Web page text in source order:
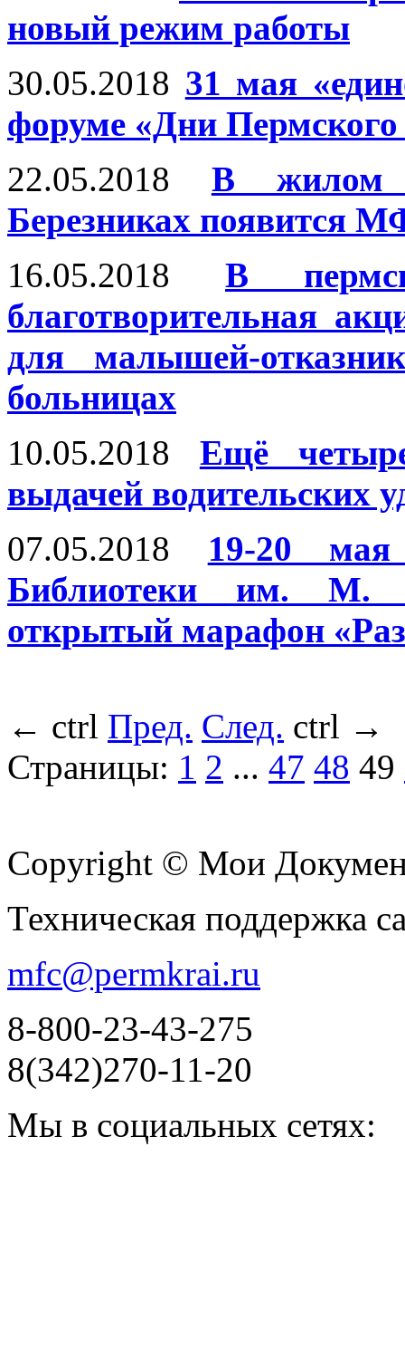
новый режим работы
30.05.2018 31 мая
форуме «Дни Пермского
22.05.2018
В жилом
Березниках появится
16.05.2018
В
благотворительная
для малышей-
больницах
10.05.2018
Ещё
выдачей водительских
07.05.2018
19-20
Библиотеки им. М.
открытый марафон
← ctrl Пред. След. ctrl →
Страницы: 1 2 ... 47 48 49
Copyright © Мои
Техническая поддержка
mfc@permkrai.ru
8-800-23-43-275
8(342)270-11-20
Мы в социальных сетях: